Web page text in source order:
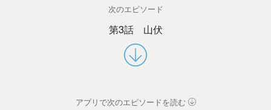
次のエピソード
第3話 山伏
アプリで次のエピソードを読む